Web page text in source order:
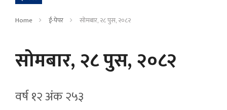
Home ई-पेपर सोमबार, २८ पुस, २०८२
सोमबार, २८ पुस, २०८२
वर्ष १२ अ‍ंक २५३